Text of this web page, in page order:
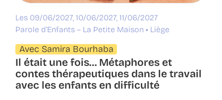
Les 09/06/2027, 10/06/2027, 11/06/2027
Parole d’Enfants – La Petite Maison
Liège
Avec Samira Bourhaba
Il était une fois… Métaphores et
contes thérapeutiques dans le travail
avec les enfants en difficulté